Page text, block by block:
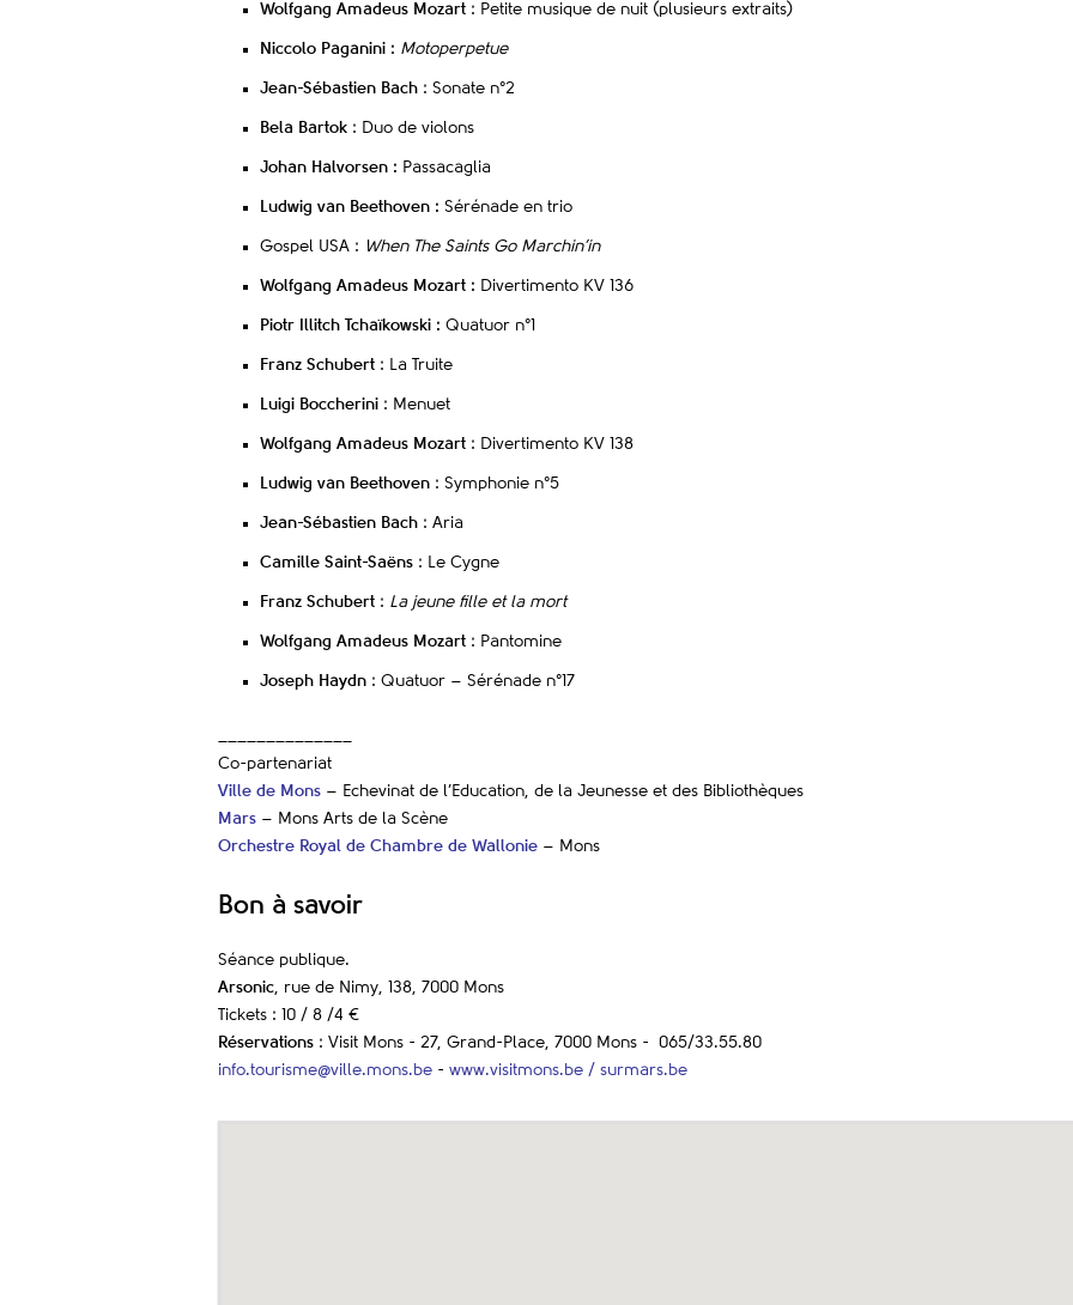
Wolfgang Amadeus Mozart : Petite musique de nuit (plusieurs extraits)
Niccolo Paganini : Motoperpetue
Jean-Sébastien Bach : Sonate n°2
Bela Bartok : Duo de violons
Johan Halvorsen : Passacaglia
Ludwig van Beethoven : Sérénade en trio
Gospel USA : When The Saints Go Marchin’in
Wolfgang Amadeus Mozart : Divertimento KV 136
Piotr Illitch Tchaïkowski : Quatuor n°1
Franz Schubert : La Truite
Luigi Boccherini : Menuet
Wolfgang Amadeus Mozart : Divertimento KV 138
Ludwig van Beethoven : Symphonie n°5
Jean-Sébastien Bach : Aria
Camille Saint-Saëns : Le Cygne
Franz Schubert : La jeune fille et la mort
Wolfgang Amadeus Mozart : Pantomine
Joseph Haydn : Quatuor – Sérénade n°17
Co-partenariat
Ville de Mons – Echevinat de l’Education, de la Jeunesse et des Bibliothèques
Mars – Mons Arts de la Scène
Orchestre Royal de Chambre de Wallonie – Mons
Bon à savoir
Séance publique.
Arsonic , rue de Nimy, 138, 7000 Mons
Tickets : 10 / 8 /4 €
Réservations : Visit Mons - 27, Grand-Place, 7000 Mons - 065/33.55.80
info.tourisme@ville.mons.be - www.visitmons.be / surmars.be